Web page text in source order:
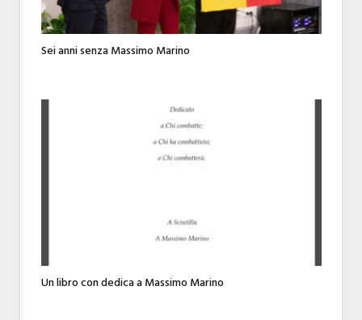
Sei anni senza Massimo Marino
Un libro con dedica a Massimo Marino